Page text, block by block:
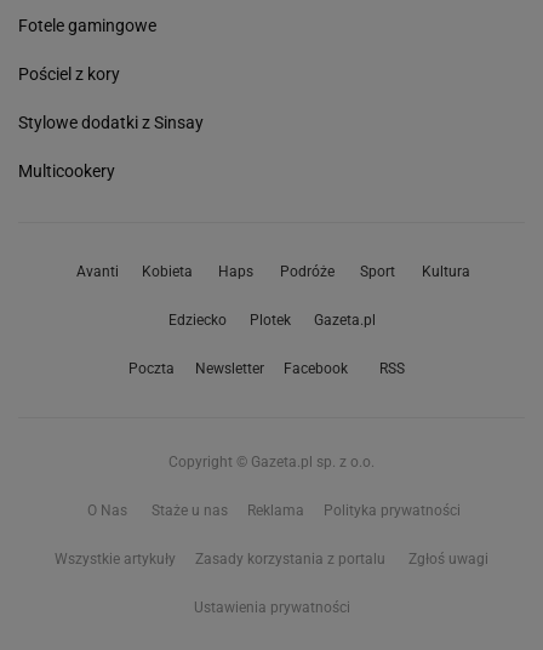
Fotele gamingowe
Pościel z kory
Stylowe dodatki z Sinsay
Multicookery
Avanti Kobieta Haps Podróże Sport Kultura
Edziecko Plotek Gazeta.pl
Poczta Newsletter Facebook RSS
Copyright © Gazeta.pl sp. z o.o.
O Nas Staże u nas Reklama Polityka prywatności
Wszystkie artykuły Zasady korzystania z portalu Zgłoś uwagi
Ustawienia prywatności